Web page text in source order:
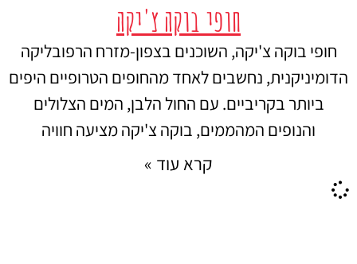
חופי בוקה צ'יקה
חופי בוקה צ'יקה, השוכנים בצפון-מזרח הרפובליקה
הדומיניקנית, נחשבים לאחד מהחופים הטרופיים היפים
ביותר בקריביים. עם החול הלבן, המים הצלולים
והנופים המהממים, בוקה צ'יקה מציעה חוויה
קרא עוד »